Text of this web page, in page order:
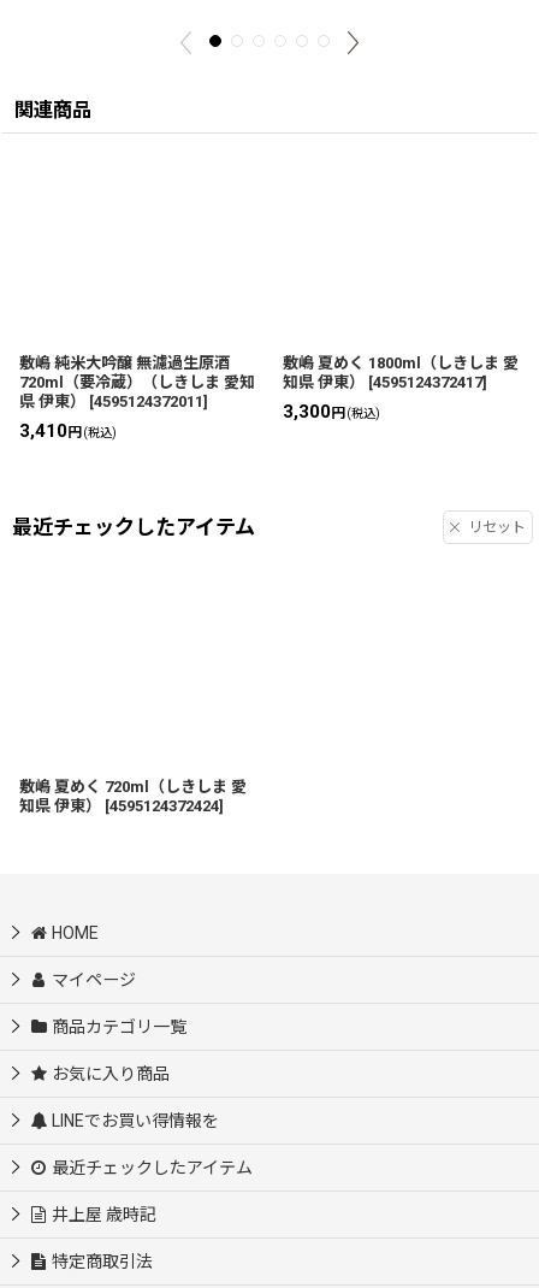
関連商品
敷嶋 純米大吟醸 無濾過生原酒
720ml（要冷蔵）（しきしま 愛知
県 伊東）
[4595124372011]
3,410円(税込)
敷嶋 夏めく 1800ml（しきしま 愛
知県 伊東）
[4595124372417]
3,300円(税込)
最近チェックしたアイテム リセット
敷嶋 夏めく 720ml（しきしま 愛
知県 伊東）
[4595124372424]
HOME
マイページ
商品カテゴリ一覧
お気に入り商品
LINEでお買い得情報を
最近チェックしたアイテム
井上屋 歳時記
特定商取引法